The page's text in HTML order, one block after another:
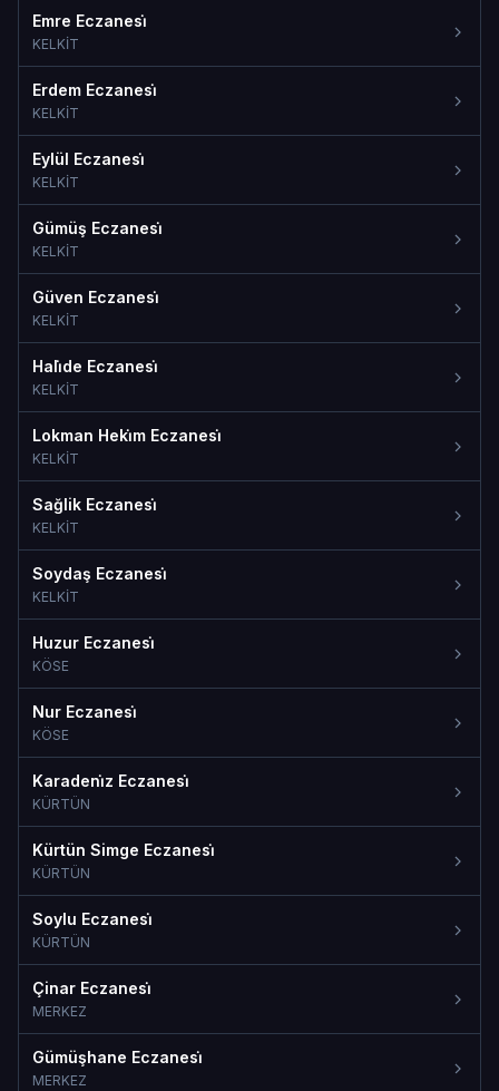
Emre Eczanesi̇
KELKİT
Erdem Eczanesi̇
KELKİT
Eylül Eczanesi̇
KELKİT
Gümüş Eczanesi̇
KELKİT
Güven Eczanesi̇
KELKİT
Hali̇de Eczanesi̇
KELKİT
Lokman Heki̇m Eczanesi̇
KELKİT
Sağlik Eczanesi̇
KELKİT
Soydaş Eczanesi̇
KELKİT
Huzur Eczanesi̇
KÖSE
Nur Eczanesi̇
KÖSE
Karadeni̇z Eczanesi̇
KÜRTÜN
Kürtün Simge Eczanesi̇
KÜRTÜN
Soylu Eczanesi̇
KÜRTÜN
Çinar Eczanesi̇
MERKEZ
Gümüşhane Eczanesi̇
MERKEZ